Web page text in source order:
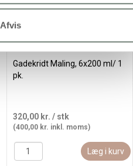
Afvis
Gadekridt Maling, 6x200 ml/ 1
pk.
320,00 kr. / stk
(400,00 kr. inkl. moms)
Læg i kurv